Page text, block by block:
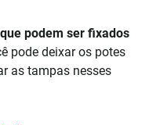
podem ser fixados
pode deixar os potes
as tampas nesses